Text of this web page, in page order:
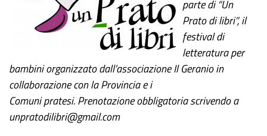
parte di “Un
Prato di libri”, il
festival di
letteratura per
bambini organizzato dall’associazione Il Geranio in
collaborazione con la Provincia e i
Comuni pratesi. Prenotazione obbligatoria scrivendo a
unpratodilibri@gmail.com